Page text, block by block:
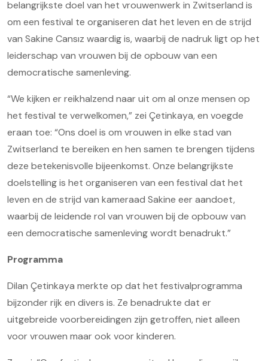
belangrijkste doel van het vrouwenwerk in Zwitserland is
om een festival te organiseren dat het leven en de strijd
van Sakine Cansız waardig is, waarbij de nadruk ligt op het
leiderschap van vrouwen bij de opbouw van een
democratische samenleving.
“We kijken er reikhalzend naar uit om al onze mensen op
het festival te verwelkomen,” zei Çetinkaya, en voegde
eraan toe: “Ons doel is om vrouwen in elke stad van
Zwitserland te bereiken en hen samen te brengen tijdens
deze betekenisvolle bijeenkomst. Onze belangrijkste
doelstelling is het organiseren van een festival dat het
leven en de strijd van kameraad Sakine eer aandoet,
waarbij de leidende rol van vrouwen bij de opbouw van
een democratische samenleving wordt benadrukt.”
Programma
Dilan Çetinkaya merkte op dat het festivalprogramma
bijzonder rijk en divers is. Ze benadrukte dat er
uitgebreide voorbereidingen zijn getroffen, niet alleen
voor vrouwen maar ook voor kinderen.